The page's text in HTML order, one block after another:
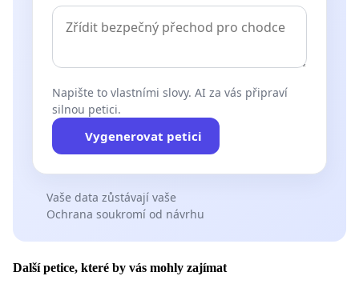
Napište to vlastními slovy. AI za vás připraví
silnou petici.
Vygenerovat petici
Vaše data zůstávají vaše
Ochrana soukromí od návrhu
Další petice, které by vás mohly zajímat